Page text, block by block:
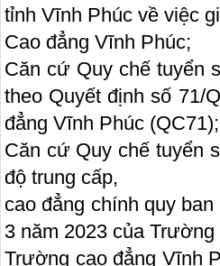
tỉnh Vĩnh Phúc về việc
Cao đẳng Vĩnh Phúc;
Căn cứ Quy chế tuyển
theo Quyết định số 71/
đẳng Vĩnh Phúc (QC71);
Căn cứ Quy chế tuyển
độ trung cấp,
cao đẳng chính quy
3 năm 2023 của
Trường cao đẳng Vĩnh